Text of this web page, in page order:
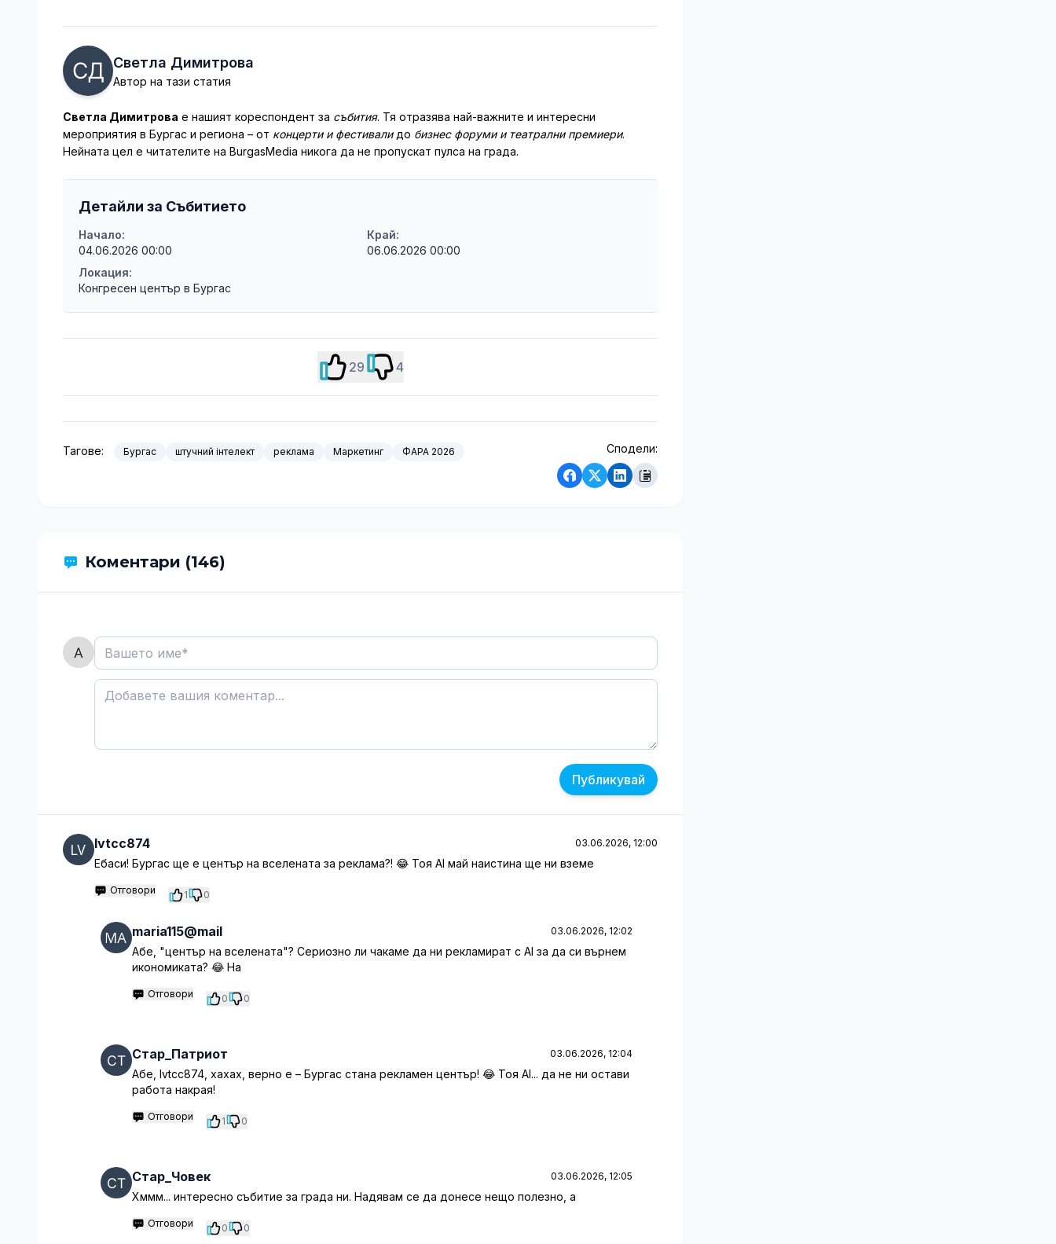
Светла Димитрова
Автор на тази статия
Светла Димитрова е нашият кореспондент за събития. Тя отразява най-важните и интересни
мероприятия в Бургас и региона – от концерти и фестивалидо бизнес форуми и театрални премиери.
Нейната цел е читателите на BurgasMedia никога да не пропускат пулса на града.
Детайли за Събитието
Начало:
04.06.2026 00:00
Край:
06.06.2026 00:00
Локация:
Конгресен център в Бургас
29 4
Тагове: Бургас штучний інтелект реклама Маркетинг ФАРА 2026 Сподели:
Коментари (146)
Публикувай
lvtcc874 03.06.2026, 12:00
Ебаси! Бургас ще е център на вселената за реклама?! 😂 Тоя AI май наистина ще ни вземе
Отговори 1 0
maria115@mail 03.06.2026, 12:02
Абе, "център на вселената"? Сериозно ли чакаме да ни рекламират с AI за да си върнем
икономиката? 😂 На
Отговори 0 0
Стар_Патриот 03.06.2026, 12:04
Абе, lvtcc874, хахах, верно е – Бургас стана рекламен център! 😂 Тоя AI... да не ни остави
работа накрая!
Отговори 1 0
Стар_Човек 03.06.2026, 12:05
Хммм... интересно събитие за града ни. Надявам се да донесе нещо полезно, а
Отговори 0 0